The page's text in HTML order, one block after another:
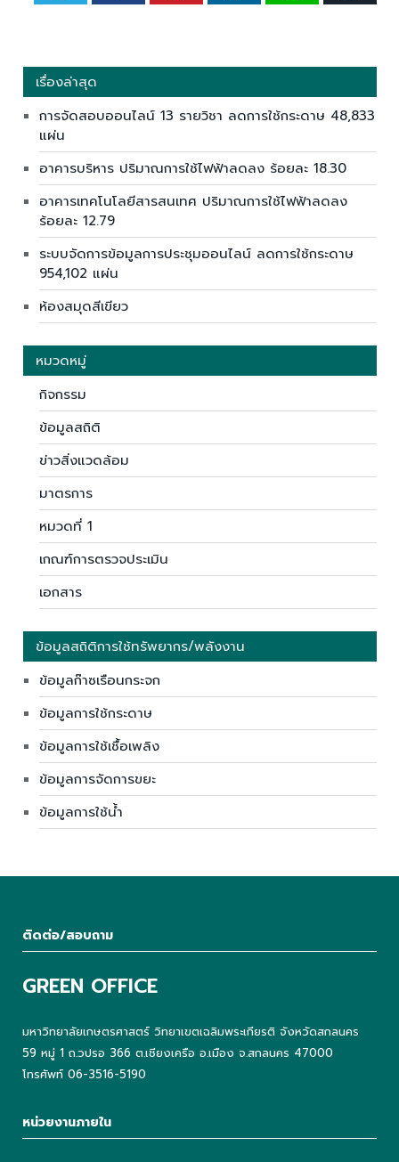
เรื่องล่าสุด
การจัดสอบออนไลน์ 13 รายวิชา ลดการใช้กระดาษ 48,833
แผ่น
อาคารบริหาร ปริมาณการใช้ไฟฟ้าลดลง ร้อยละ 18.30
อาคารเทคโนโลยีสารสนเทศ ปริมาณการใช้ไฟฟ้าลดลง
ร้อยละ 12.79
ระบบจัดการข้อมูลการประชุมออนไลน์ ลดการใช้กระดาษ
954,102 แผ่น
ห้องสมุดสีเขียว
หมวดหมู่
กิจกรรม
ข้อมูลสถิติ
ข่าวสิ่งแวดล้อม
มาตรการ
หมวดที่ 1
เกณฑ์การตรวจประเมิน
เอกสาร
ข้อมูลสถิติการใช้ทรัพยากร/พลังงาน
ข้อมูลก๊าซเรือนกระจก
ข้อมูลการใช้กระดาษ
ข้อมูลการใช้เชื้อเพลิง
ข้อมูลการจัดการขยะ
ข้อมูลการใช้น้ำ
ติดต่อ/สอบถาม
GREEN OFFICE
มหาวิทยาลัยเกษตรศาสตร์ วิทยาเขตเฉลิมพระเกียรติ จังหวัดสกลนคร
59 หมู่ 1 ถ.วปรอ 366 ต.เชียงเครือ อ.เมือง จ.สกลนคร 47000
โทรศัพท์ 06-3516-5190
หน่วยงานภายใน